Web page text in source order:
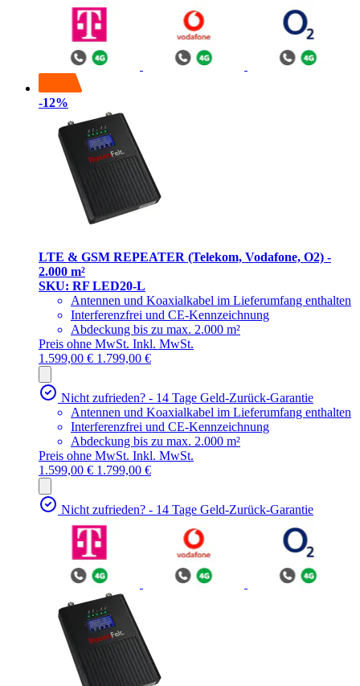
-12%
LTE & GSM REPEATER (Telekom, Vodafone, O2) -
2.000 m²
SKU: RF LED20-L
Antennen und Koaxialkabel im Lieferumfang enthalten
Interferenzfrei und CE-Kennzeichnung
Abdeckung bis zu max. 2.000 m²
Preis ohne MwSt. Inkl. MwSt.
1.599,00 € 1.799,00 €
Nicht zufrieden? - 14 Tage Geld-Zurück-Garantie
Antennen und Koaxialkabel im Lieferumfang enthalten
Interferenzfrei und CE-Kennzeichnung
Abdeckung bis zu max. 2.000 m²
Preis ohne MwSt. Inkl. MwSt.
1.599,00 € 1.799,00 €
Nicht zufrieden? - 14 Tage Geld-Zurück-Garantie